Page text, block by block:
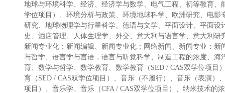
地球与环境科学、经济、经济学与数学、电气工程、初等教育
学位项目）、环境分析与政策、环境地球科学、欧洲研究、电
研究、地球物理学与行星科学、德语与文学、平面设计、平面
史、酒店管理、人体生理学、外交、意大利与语言学、意大利
新闻专业化：新闻编辑、新闻专业化：网络新闻、新闻专业：
与哲学、语言学与言语，语言与听觉科学、制造工程的浓度、
育、数学与哲学、数学教育、数学教育（SED / CAS双学位项
育（SED / CAS双学位项目）、音乐（不履行）、音乐（表演）
项目）、音乐学、音乐（CFA / CAS双学位项目）、纳米技术的